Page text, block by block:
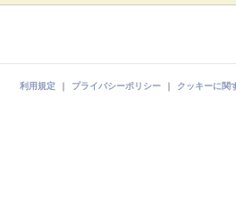
利用規定 ｜ プライバシーポリシー ｜ クッキーに関